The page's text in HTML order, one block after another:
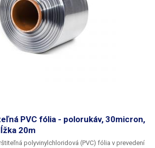
Vnútorný priemer role: 75mm Farba:
PVC fólia - polorukáv, 30micron,
20m
polyvinylchloridová (PVC) fólia v prevedení